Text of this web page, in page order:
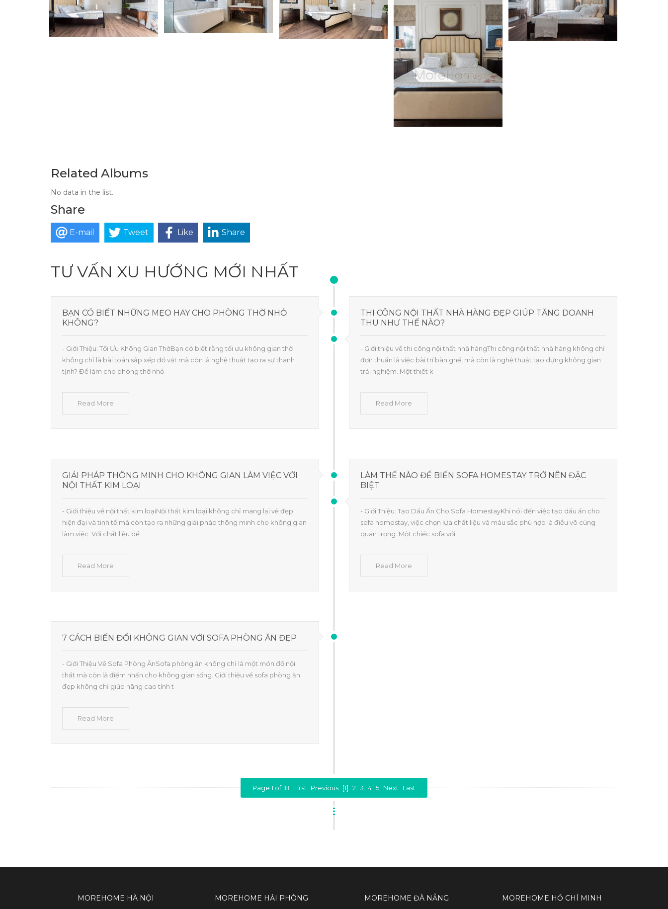
Related Albums
No data in the list.
Share
E-mail Tweet Like Share
TƯ VẤN XU HƯỚNG MỚI NHẤT
BẠN CÓ BIẾT NHỮNG MẸO HAY CHO PHÒNG THỜ NHỎ
KHÔNG?
- Giới Thiệu: Tối Ưu Không Gian ThờBạn có biết rằng tối ưu không gian thờ
không chỉ là bài toán sắp xếp đồ vật mà còn là nghệ thuật tạo ra sự thanh
tịnh? Để làm cho phòng thờ nhỏ
Read More
THI CÔNG NỘI THẤT NHÀ HÀNG ĐẸP GIÚP TĂNG DOANH
THU NHƯ THẾ NÀO?
- Giới thiệu về thi công nội thất nhà hàngThi công nội thất nhà hàng không chỉ
đơn thuần là việc bài trí bàn ghế, mà còn là nghệ thuật tạo dựng không gian
trải nghiệm. Một thiết k
Read More
GIẢI PHÁP THÔNG MINH CHO KHÔNG GIAN LÀM VIỆC VỚI
NỘI THẤT KIM LOẠI
- Giới thiệu về nội thất kim loạiNội thất kim loại không chỉ mang lại vẻ đẹp
hiện đại và tinh tế mà còn tạo ra những giải pháp thông minh cho không gian
làm việc. Với chất liệu bề
Read More
LÀM THẾ NÀO ĐỂ BIẾN SOFA HOMESTAY TRỞ NÊN ĐẶC
BIỆT
- Giới Thiệu: Tạo Dấu Ấn Cho Sofa HomestayKhi nói đến việc tạo dấu ấn cho
sofa homestay, việc chọn lựa chất liệu và màu sắc phù hợp là điều vô cùng
quan trọng. Một chiếc sofa với
Read More
7 CÁCH BIẾN ĐỔI KHÔNG GIAN VỚI SOFA PHÒNG ĂN ĐẸP
- Giới Thiệu Về Sofa Phòng ĂnSofa phòng ăn không chỉ là một món đồ nội
thất mà còn là điểm nhấn cho không gian sống. Giới thiệu về sofa phòng ăn
đẹp không chỉ giúp nâng cao tính t
Read More
Page 1 of 18 First Previous [1] 2 3 4 5 Next Last
MOREHOME HÀ NỘI MOREHOME HẢI PHÒNG MOREHOME ĐÀ NẴNG MOREHOME HỒ CHÍ MINH